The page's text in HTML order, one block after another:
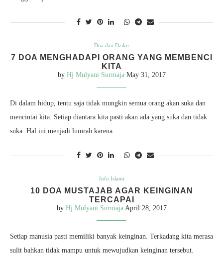
Doa dan Dzikir
7 DOA MENGHADAPI ORANG YANG MEMBENCI
KITA
by Hj Mulyani Surmaja May 31, 2017
Di dalam hidup, tentu saja tidak mungkin semua orang akan suka dan
mencintai kita. Setiap diantara kita pasti akan ada yang suka dan tidak
suka. Hal ini menjadi lumrah karena…
Info Islami
10 DOA MUSTAJAB AGAR KEINGINAN
TERCAPAI
by Hj Mulyani Surmaja April 28, 2017
Setiap manusia pasti memiliki banyak keinginan. Terkadang kita merasa
sulit bahkan tidak mampu untuk mewujudkan keinginan tersebut.